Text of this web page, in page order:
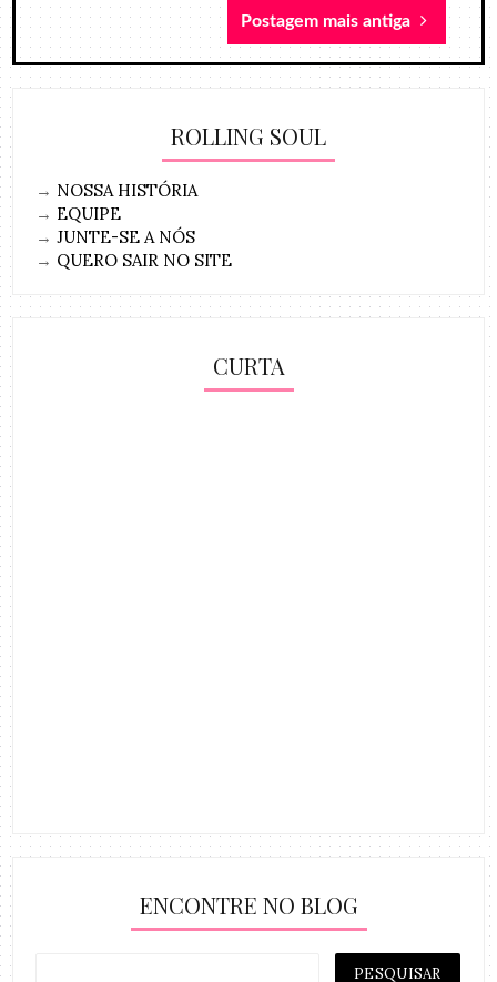
Postagem mais antiga
ROLLING SOUL
→ NOSSA HISTÓRIA
→ EQUIPE
→JUNTE-SE A NÓS
→ QUERO SAIR NO SITE
CURTA
ENCONTRE NO BLOG